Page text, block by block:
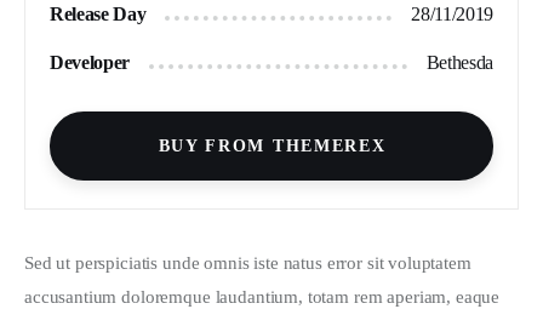
Release Day 28/11/2019
Developer Bethesda
BUY FROM THEMEREX
Sed ut perspiciatis unde omnis iste natus error sit voluptatem
accusantium doloremque laudantium, totam rem aperiam, eaque